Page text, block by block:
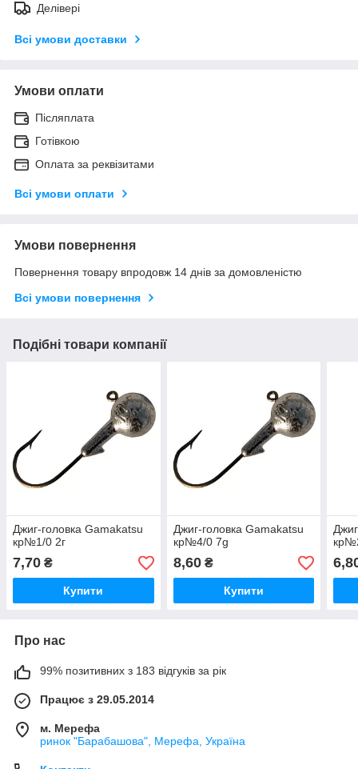
Делівері
Всі умови доставки
Умови оплати
Післяплата
Готівкою
Оплата за реквізитами
Всі умови оплати
Умови повернення
Повернення товару впродовж 14 днів за домовленістю
Всі умови повернення
Подібні товари компанії
Джиг-головка Gamakatsu
кр№1/0 2г
7,70 ₴
Купити
Джиг-головка Gamakatsu
кр№4/0 7g
8,60₴
Купити
Про нас
99% позитивних з 183 відгуків за рік
Працює з 29.05.2014
м. Мерефа
ринок "Барабашова", Мерефа, Україна